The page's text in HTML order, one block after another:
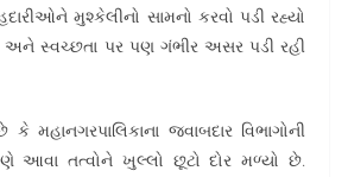
મુશ્કેલીનો સામનો કરવો પડી રહ્યો
અને સ્વચ્છતા પર પણ ગંભીર અસર પડી રહી
મહાનગરપાલિકાના જવાબદાર વિભાગોની
આવા તત્વોને ખુલ્લો છૂટો દોર મળ્યો છે.